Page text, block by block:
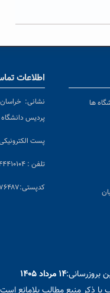
ها
اطلاعات
نشانی:
پردیس
پست
تلفن : ۴۴۴۱۰۱۰۴ -۰۵۱
کدپستی:۹۶۱۷۹۷۶۴۸۷ صندوق پستی:۳۹۷
بروزرسانی:۱۴ مرداد ۱۴۰۵